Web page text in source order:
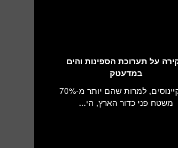
על תערוכת הספינות והים
במדעטק
האוקיינוסים, למרות שהם יותר מ-70%
משטח פני כדור הארץ, הי...